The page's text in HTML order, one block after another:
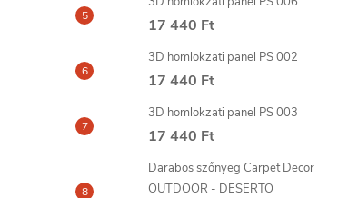
17 440 Ft
3D homlokzati panel PS 002
17 440 Ft
3D homlokzati panel PS 003
17 440 Ft
Darabos szőnyeg Carpet Decor
OUTDOOR - DESERTO